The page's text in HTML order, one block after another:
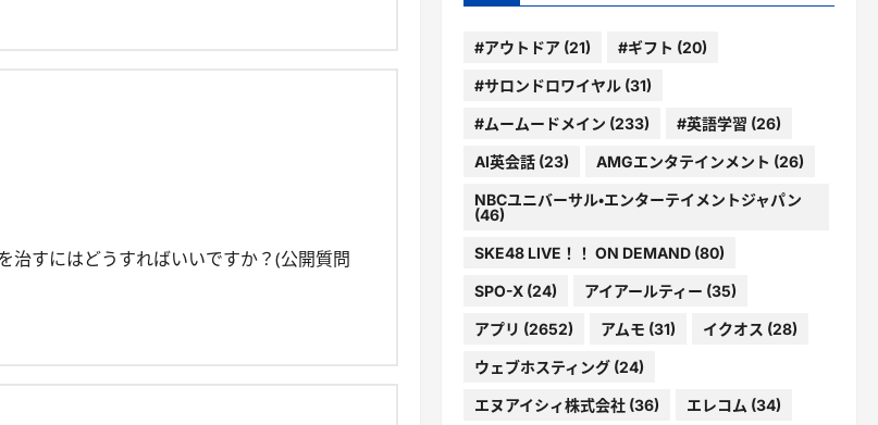
治すにはどうすればいいですか？(公開質問
#アウトドア(21) #ギフト (20)
#サロンドロワイヤル(31)
#ムームードメイン (233) #英語学習 (26)
AI英会話(23) AMGエンタテインメント (26)
NBCユニバーサル・エンターテイメントジャパン
(46)
SKE48 LIVE！！ ON DEMAND(80)
SPO-X(24) アイアールティー (35)
アプリ (2652) アムモ (31) イクオス (28)
ウェブホスティング(24)
エヌアイシィ株式会社(36) エレコム (34)